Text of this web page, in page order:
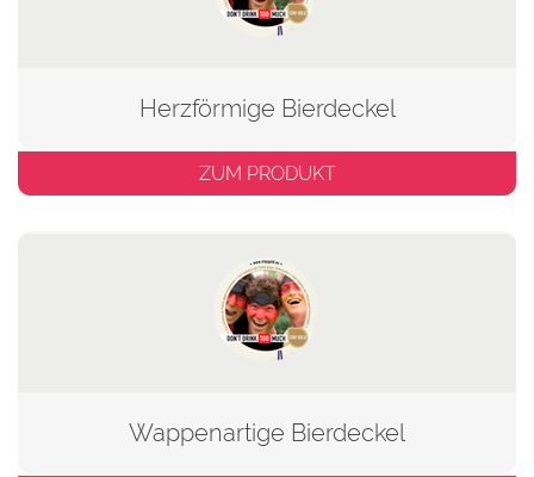
Herzförmige Bierdeckel
ZUM PRODUKT
Wappenartige Bierdeckel